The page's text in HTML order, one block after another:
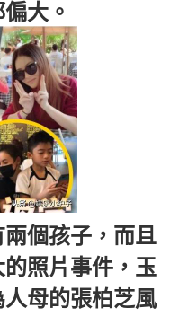
大。
個孩子，而且
照片事件，玉
母的張柏芝風